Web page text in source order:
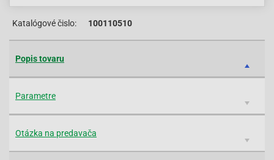
Katalógové čislo: 100110510
Popis tovaru
Parametre
Otázka na predavača